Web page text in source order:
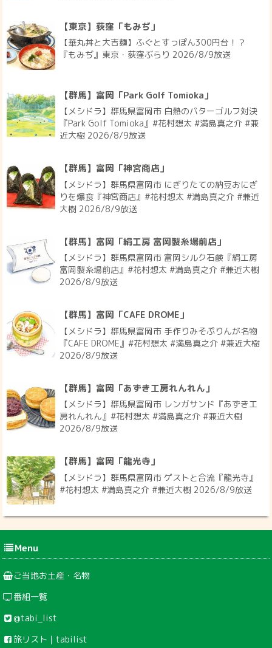
【東京】荻窪「もみぢ」
【華丸丼と大吉麺】ふぐとすっぽん300円台！？
『もみぢ』東京・荻窪ぶらり 2026/8/9放送
【群馬】富岡「Park Golf Tomioka」
【メシドラ】群馬県富岡市 白熱のパターゴルフ対決
『Park Golf Tomioka』#花村想太 #満島真之介 #兼
近大樹 2026/8/9放送
【群馬】富岡「神宮商店」
【メシドラ】群馬県富岡市 にぎりたての納豆おにぎ
りを爆食『神宮商店』#花村想太 #満島真之介 #兼近
大樹 2026/8/9放送
【群馬】富岡「絹工房 富岡製糸場前店」
【メシドラ】群馬県富岡市 富岡シルク石鹸『絹工房
富岡製糸場前店』#花村想太 #満島真之介 #兼近大樹
2026/8/9放送
【群馬】富岡「CAFE DROME」
【メシドラ】群馬県富岡市 手作りみそぷりんが名物
『CAFE DROME』#花村想太 #満島真之介 #兼近大樹
2026/8/9放送
【群馬】富岡「あずき工房れんれん」
【メシドラ】群馬県富岡市 レンガサンド『あずき工
房れんれん』#花村想太 #満島真之介 #兼近大樹
2026/8/9放送
【群馬】富岡「龍光寺」
【メシドラ】群馬県富岡市 ゲストと合流『龍光寺』
#花村想太 #満島真之介 #兼近大樹 2026/8/9放送
Menu
ご当地お土産・名物
番組一覧
@tabi_list
旅リスト｜tabilist